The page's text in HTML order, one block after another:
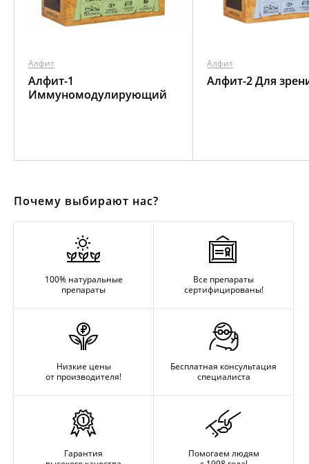
Алфит
Алфит-1
Иммуномодулирующий
Алфит
Алфит-2 Для
Почему выбирают нас?
100% натуральные
препараты
Все препараты
сертифицированы!
Низкие цены
от производителя!
Бесплатная консультация
специалиста
Гарантия
Помогаем людям